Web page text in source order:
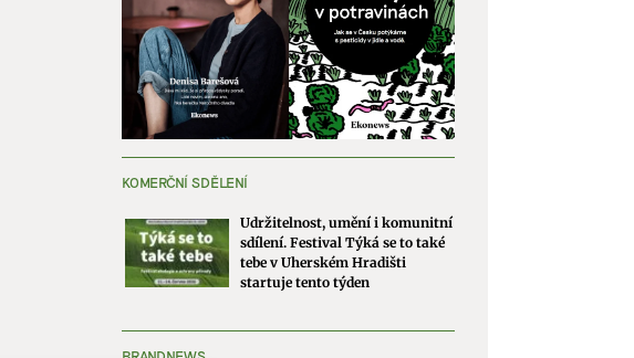
KOMERČNÍ SDĚLENÍ
Udržitelnost, umění i komunitní
sdílení. Festival Týká se to také
tebe v Uherském Hradišti
startuje tento týden